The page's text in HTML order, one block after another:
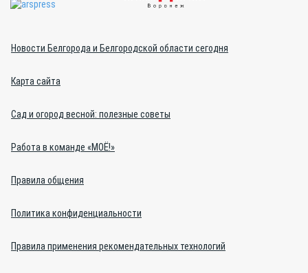
Новости Белгорода и Белгородской области сегодня
Карта сайта
Сад и огород весной: полезные советы
Работа в команде «МОЁ!»
Правила общения
Политика конфиденциальности
Правила применения рекомендательных технологий